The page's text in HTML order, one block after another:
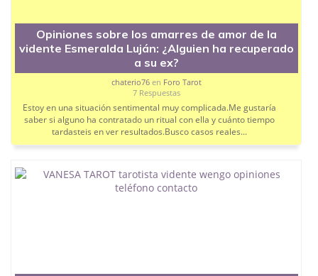
¡Muchas gracias a todos!
Opiniones sobre los amarres de amor de la
vidente Esmeralda Luján: ¿Alguien ha recuperado
a su ex?
chaterio76en Foro Tarot
7 Respuestas
Estoy en una situación sentimental muy complicada.Me gustaría
saber si alguno ha contratado un ritual con ella y cuánto tiempo
tardasteis en ver resultados.Busco casos reales...